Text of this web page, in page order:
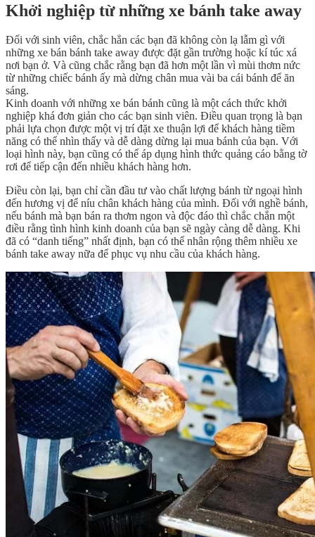
Khởi nghiệp từ những xe bánh take away
Đối với sinh viên, chắc hẳn các bạn đã không còn lạ lẫm gì với
những xe bán bánh take away được đặt gần trường hoặc kí túc xá
nơi bạn ở. Và cũng chắc rằng bạn đã hơn một lần vì mùi thơm nức
từ những chiếc bánh ấy mà dừng chân mua vài ba cái bánh để ăn
sáng.
Kinh doanh với những xe bán bánh cũng là một cách thức khởi
nghiệp khá đơn giản cho các bạn sinh viên. Điều quan trọng là bạn
phải lựa chọn được một vị trí đặt xe thuận lợi để khách hàng tiềm
năng có thể nhìn thấy và dễ dàng dừng lại mua bánh của bạn. Với
loại hình này, bạn cũng có thể áp dụng hình thức quảng cáo bằng tờ
rơi để tiếp cận đến nhiều khách hàng hơn.
Điều còn lại, bạn chỉ cần đầu tư vào chất lượng bánh từ ngoại hình
đến hương vị để níu chân khách hàng của mình. Đối với nghề bánh,
nếu bánh mà bạn bán ra thơm ngon và độc đáo thì chắc chắn một
điều rằng tình hình kinh doanh của bạn sẽ ngày càng dễ dàng. Khi
đã có “danh tiếng” nhất định, bạn có thể nhân rộng thêm nhiều xe
bánh take away nữa để phục vụ nhu cầu của khách hàng.